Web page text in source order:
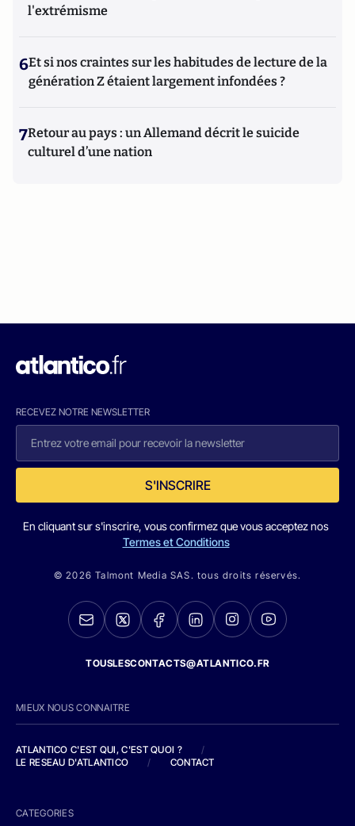
l'extrémisme
6Et si nos craintes sur les habitudes de lecture de la
génération Z étaient largement infondées ?
7Retour au pays : un Allemand décrit le suicide
culturel d’une nation
RECEVEZ NOTRE NEWSLETTER
S'INSCRIRE
En cliquant sur s'inscrire, vous confirmez que vous acceptez nos
Termes et Conditions
© 2026 Talmont Media SAS. tous droits réservés.
TOUSLESCONTACTS@ATLANTICO.FR
MIEUX NOUS CONNAITRE
ATLANTICO C'EST QUI, C'EST QUOI ?
/
LE RESEAU D'ATLANTICO
/ CONTACT
CATEGORIES